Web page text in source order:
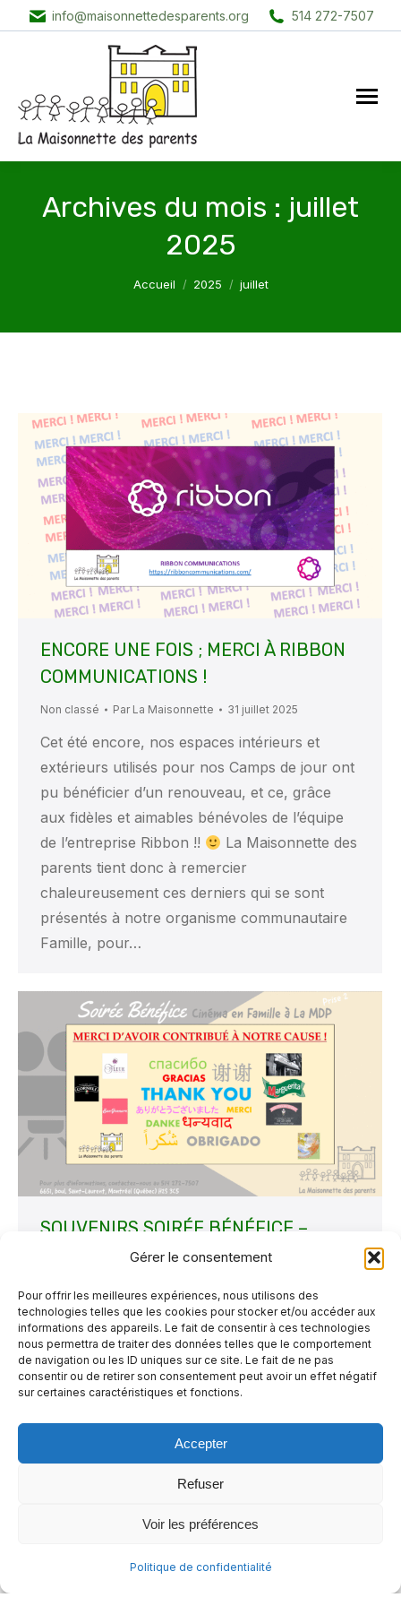
Gérer le consentement
Pour offrir les meilleures expériences, nous utilisons des
technologies telles que les cookies pour stocker et/ou accéder aux
informations des appareils. Le fait de consentir à ces technologies
nous permettra de traiter des données telles que le comportement
de navigation ou les ID uniques sur ce site. Le fait de ne pas
consentir ou de retirer son consentement peut avoir un effet négatif
sur certaines caractéristiques et fonctions.
Accepter
Refuser
Voir les préférences
Politique de confidentialité
info@maisonnettedesparents.org 514 272-7507
Archives du mois : juillet
2025
Vous êtes ici :
Accueil 2025 juillet
ENCORE UNE FOIS ; MERCI À RIBBON
COMMUNICATIONS !
Non classé Par La Maisonnette 31 juillet 2025
Cet été encore, nos espaces intérieurs et
extérieurs utilisés pour nos Camps de jour ont
pu bénéficier d’un renouveau, et ce, grâce
aux fidèles et aimables bénévoles de l’équipe
de l’entreprise Ribbon !!
La Maisonnette des
parents tient donc à remercier
chaleureusement ces derniers qui se sont
présentés à notre organisme communautaire
Famille, pour…
SOUVENIRS SOIRÉE BÉNÉFICE –
Cinéma en famille à La MDP ; Prise 2
La Maisonnette
En cette belle période estivale de l’année, où
parents et enfants profitent davantage d’un
temps de qualité ensemble, nous avons le
plaisir de vous partager des souvenirs de
notre Soirée Cinéma Bénéfice, baptisée «
Cinéma en famille à La MDP ; Prise 2 ». Une